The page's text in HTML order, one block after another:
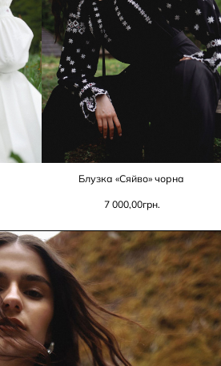
Блузка «Сяйво» чорна
грн.
7 000,00